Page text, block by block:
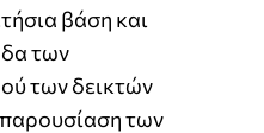
βάση και
των
των δεικτών
παρουσίαση των